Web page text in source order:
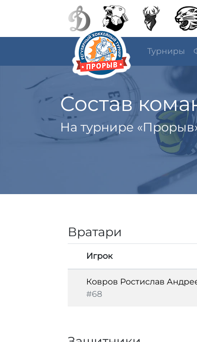
Турниры
Состав
На турнире
Вратари
Игрок
Ковров Ростислав
#68